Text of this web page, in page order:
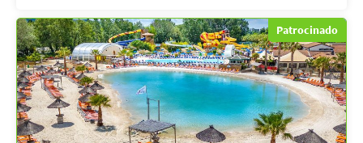
Patrocinado